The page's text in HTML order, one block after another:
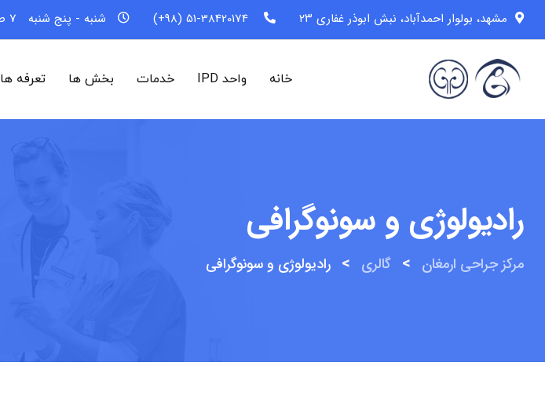
پرش
محتوا
مشهد، بولوار احمدآباد، نبش ابوذر غفاری ۲۳ 51-38420174 (98+) شنبه - پنج شنبه
خانه واحد IPD خدمات بخش ها تعرفه ها
رادیولوژی و سونوگرافی
مرکز جراحی ارمغان > گالری > رادیولوژی و سونوگرافی